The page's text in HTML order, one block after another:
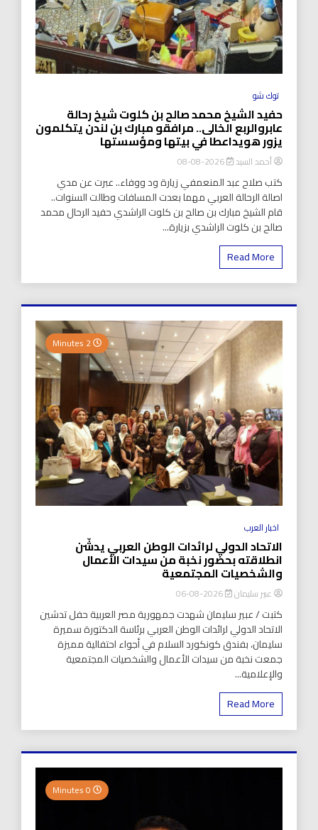
توك شو
حفيد الشيخ محمد صالح بن كلوت شيخ رحالة
عابروالربع الخالى.. مرافقو مبارك بن لندن يتكلمون
يزور هويداعطا في بيتها ومؤسستها
أحمد السيد 2026-08-08
كتب صلاح عبد المنعمفي زيارة ود ووفاء.. عبرت عن مدي
اصالة الرحالة العربي مهما بعدت المسافات وطالت السنوات..
قام الشيخ مبارك بن صالح بن كلوت الراشدي حفيد الرحال محمد
صالح بن كلوت الراشدي بزيارة...
Read More
اخبار العرب
الاتحاد الدولي لرائدات الوطن العربي يدشّن
انطلاقته بحضور نخبة من سيدات الأعمال
والشخصيات المجتمعية
عبير سليمان 2026-08-06
كتبت / عبير سليمان شهدت جمهورية مصر العربية حفل تدشين
الاتحاد الدولي لرائدات الوطن العربي برئاسة الدكتورة سميرة
سليمان، بفندق كونكورد السلام في أجواء احتفالية مميزة
جمعت نخبة من سيدات الأعمال والشخصيات المجتمعية
والإعلامية...
Read More